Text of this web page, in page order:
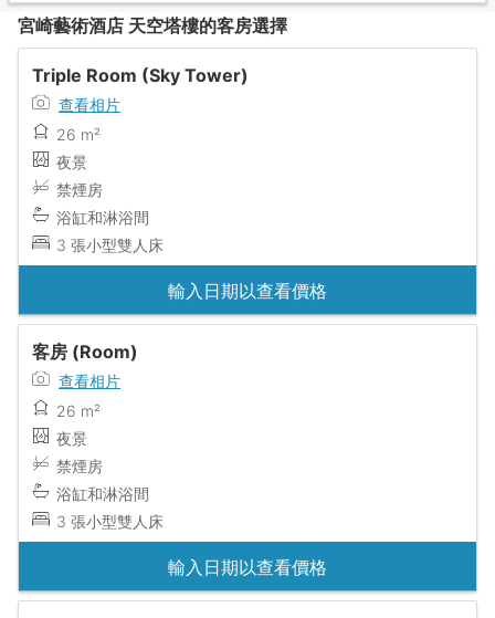
宮崎藝術酒店 天空塔樓的客房選擇
Triple Room (Sky Tower)
查看相片
26 m²
夜景
禁煙房
浴缸和淋浴間
3 張小型雙人床
輸入日期以查看價格
客房 (Room)
查看相片
26 m²
夜景
禁煙房
浴缸和淋浴間
3 張小型雙人床
輸入日期以查看價格